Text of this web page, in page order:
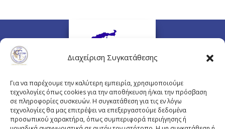
Διαχείριση Συγκατάθεσης
Για να παρέχουμε την καλύτερη εμπειρία, χρησιμοποιούμε
τεχνολογίες όπως cookies για την αποθήκευση ή/και την πρόσβαση
σε πληροφορίες συσκευών. Η συγκατάθεση για τις εν λόγω
τεχνολογίες θα μας επιτρέψει να επεξεργαστούμε δεδομένα
προσωπικού χαρακτήρα, όπως συμπεριφορά περιήγησης ή
Πλουτάρχου 3, 10675 Αθήνα